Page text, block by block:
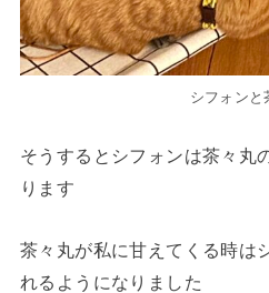
シフォンと
そうするとシフォンは茶々丸
ります
茶々丸が私に甘えてくる時は
れるようになりました